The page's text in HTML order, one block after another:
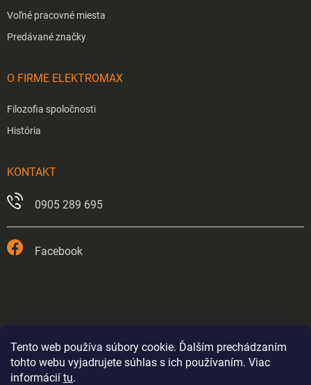
Tento web používa súbory cookie. Ďalším prechádzaním
tohto webu vyjadrujete súhlas s ich používaním. Viac
informácií tu.
Voľné pracovné miesta
Predávané značky
O FIRME ELEKTROMAX
Filozofia spoločnosti
História
KONTAKT
0905 289 695
Facebook